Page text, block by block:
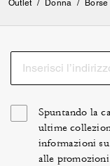
Outlet / Donna / Borse
Spuntando la
ultime
informazioni
alle